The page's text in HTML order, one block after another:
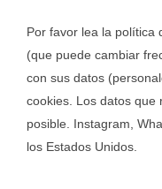
Por favor lea la política
(que puede cambiar
con sus datos
cookies. Los datos que
posible. Instagram,
los Estados Unidos.